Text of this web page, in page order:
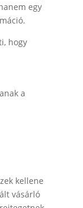
egy
hogy
a
kellene
vásárló